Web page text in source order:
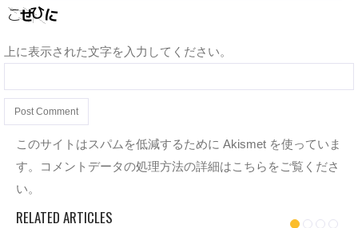
上に表示された文字を入力してください。
このサイトはスパムを低減するために Akismet を使っていま
す。
コメントデータの処理方法の詳細はこちらをご覧くださ
い。
RELATED ARTICLES